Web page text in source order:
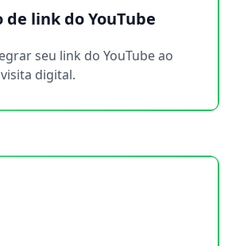
link do YouTube
seu link do YouTube ao
digital.